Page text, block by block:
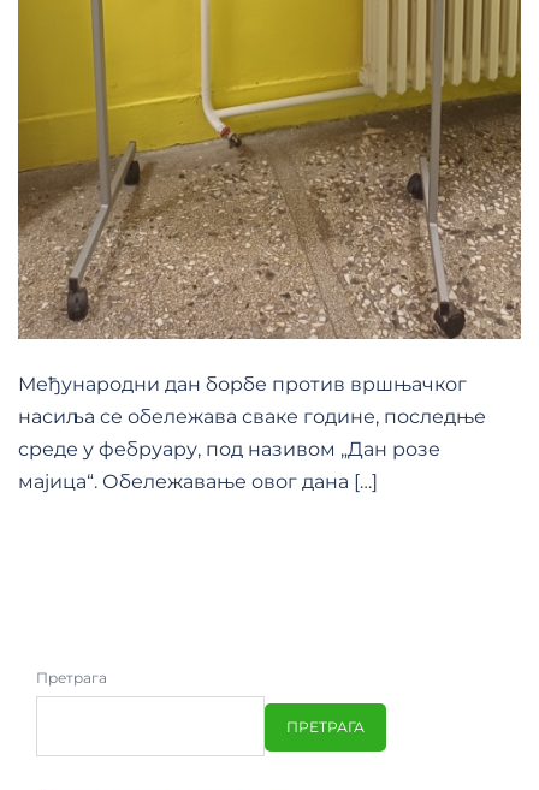
Међународни дан борбе против вршњачког
насиља се обележава сваке године, последње
среде у фебруару, под називом „Дан розе
мајица“. Обележавање овог дана […]
Претрага
ПРЕТРАГА